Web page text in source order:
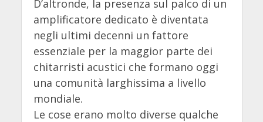
D’altronde, la presenza sul palco di un
amplificatore dedicato è diventata
negli ultimi decenni un fattore
essenziale per la maggior parte dei
chitarristi acustici che formano oggi
una comunità larghissima a livello
mondiale.
Le cose erano molto diverse qualche